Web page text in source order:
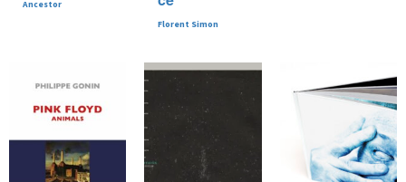
Ancestor
Florent Simon